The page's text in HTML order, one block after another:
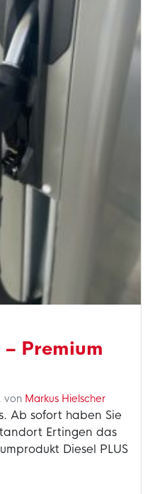
Premium
von Markus Hielscher
Ab sofort haben Sie
Ertingen das
Diesel PLUS